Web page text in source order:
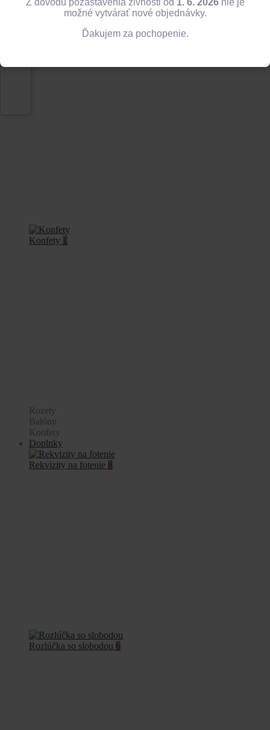
Konfety 1
Rozety
Balóny
Konfety
Doplnky
Rekvizity na fotenie 8
Rozlúčka so slobodou 6
Z dôvodu pozastavenia živnosti od 1. 6. 2026nie je
možné vytvárať nové objednávky.
Ďakujem za pochopenie.